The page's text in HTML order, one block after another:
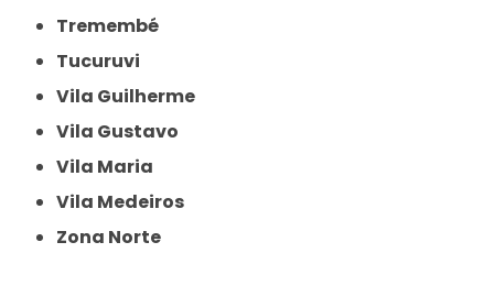
Tremembé
Tucuruvi
Vila Guilherme
Vila Gustavo
Vila Maria
Vila Medeiros
Zona Norte